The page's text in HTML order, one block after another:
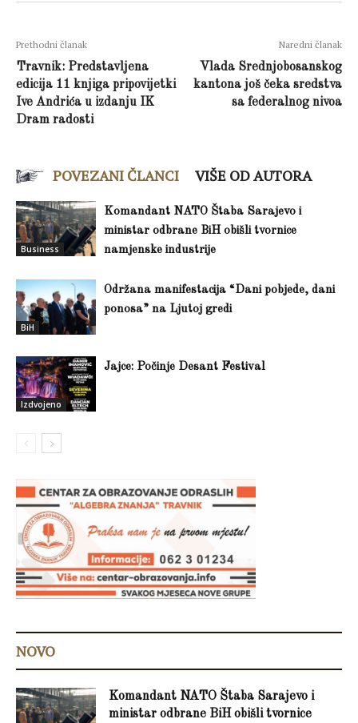
Prethodni članak
Travnik: Predstavljena
edicija 11 knjiga pripovijetki
Ive Andrića u izdanju IK
Dram radosti
Naredni članak
Vlada Srednjobosanskog
kantona još čeka sredstva
sa federalnog nivoa
POVEZANI ČLANCI VIŠE OD AUTORA
Business
Komandant NATO Štaba Sarajevo i
ministar odbrane BiH obišli tvornice
namjenske industrije
BiH
Održana manifestacija “Dani pobjede, dani
ponosa” na Ljutoj gredi
Izdvojeno
Jajce: Počinje Desant Festival
NOVO
Komandant NATO Štaba Sarajevo i
ministar odbrane BiH obišli tvornice